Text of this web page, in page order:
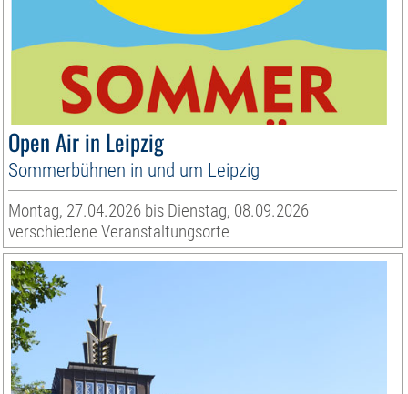
Open Air in Leipzig
Sommerbühnen in und um Leipzig
Montag, 27.04.2026 bis Dienstag, 08.09.2026
verschiedene Veranstaltungsorte